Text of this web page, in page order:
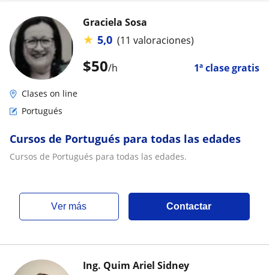
$50/h 1ª clase gratis
Graciela Sosa
★ 5,0 (11 valoraciones)
Clases on line
Portugués
Cursos de Portugués para todas las edades
Cursos de Portugués para todas las edades.
ver más Contactar
Ing. Quim Ariel Sidney